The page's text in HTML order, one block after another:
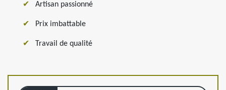
Artisan passionné
Prix imbattable
Travail de qualité